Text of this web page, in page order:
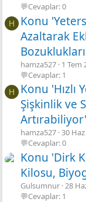
💬Cevaplar: 0
H
Konu
Azaltarak
hamza527 1 Tem
💬Cevaplar: 1
H
Konu 'Hızlı
Şişkinlik ve
Artırabiliyor'
hamza527 30
💬Cevaplar: 0
Konu 'Dirk
Kilosu,
Gulsumnur 28
💬Cevaplar: 1